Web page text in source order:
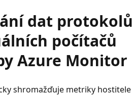
dat protokolů
počítačů
Azure Monitor
shromažďuje metriky hostitele